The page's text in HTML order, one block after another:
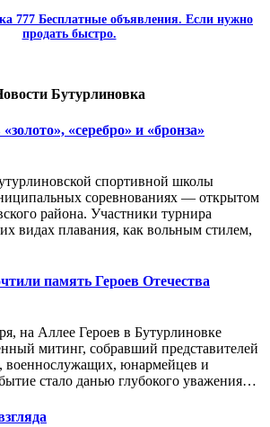
777 Бесплатные объявления. Если нужно
продать быстро.
Бутурлиновка
«серебро» и «бронза»
спортивной школы
соревнованиях — открытом
района. Участники турнира
видах плавания, как вольным стилем,
память Героев Отечества
на Аллее Героев в Бутурлиновке
митинг, собравший представителей
военнослужащих, юнармейцев и
стало данью глубокого уважения…